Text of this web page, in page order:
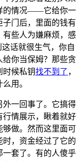
的情况——它给你一
门后，里面的钱有
有些人为嫌麻烦，感
话就很生气，你自
给你当保姆？那些贪
时候私钥找不到了 ，
用。
外一回事了。它搞得
行情展示，瞅着就好
够做。然而这里面可
，资金经过了它的
一套了。有的人傻乎